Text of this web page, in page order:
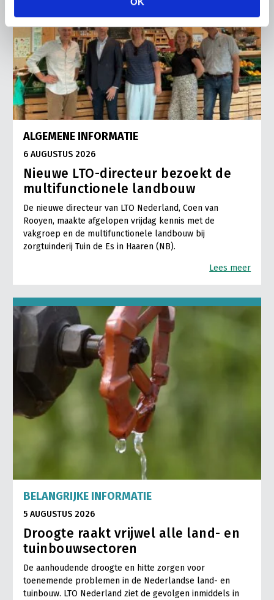
ALGEMENE INFORMATIE
6 AUGUSTUS 2026
Nieuwe LTO-directeur bezoekt de
multifunctionele landbouw
De nieuwe directeur van LTO Nederland, Coen van
Rooyen, maakte afgelopen vrijdag kennis met de
vakgroep en de multifunctionele landbouw bij
zorgtuinderij Tuin de Es in Haaren (NB).
Lees meer
BELANGRIJKE INFORMATIE
5 AUGUSTUS 2026
Droogte raakt vrijwel alle land- en
tuinbouwsectoren
De aanhoudende droogte en hitte zorgen voor
toenemende problemen in de Nederlandse land- en
tuinbouw. LTO Nederland ziet de gevolgen inmiddels in